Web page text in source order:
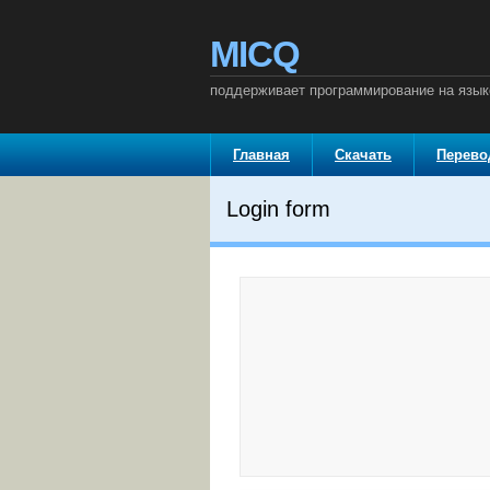
MICQ
поддерживает программирование на
Главная Скачать
Login form